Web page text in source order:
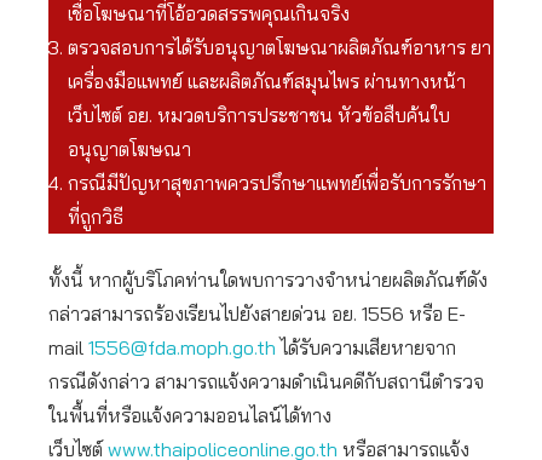
เชื่อโฆษณาที่โอ้อวดสรรพคุณเกินจริง
ตรวจสอบการได้รับอนุญาตโฆษณาผลิตภัณฑ์อาหาร ยา
เครื่องมือแพทย์ และผลิตภัณฑ์สมุนไพร ผ่านทางหน้า
เว็บไซต์ อย. หมวดบริการประชาชน หัวข้อสืบค้นใบ
อนุญาตโฆษณา
กรณีมีปัญหาสุขภาพควรปรึกษาแพทย์เพื่อรับการรักษา
ที่ถูกวิธี
ทั้งนี้ หากผู้บริโภคท่านใดพบการวางจำหน่ายผลิตภัณฑ์ดัง
กล่าวสามารถร้องเรียนไปยังสายด่วน อย. 1556 หรือ E-
mail 1556@fda.moph.go.th ได้รับความเสียหายจาก
กรณีดังกล่าว สามารถแจ้งความดำเนินคดีกับสถานีตำรวจ
ในพื้นที่หรือแจ้งความออนไลน์ได้ทาง
เว็บไซต์ www.thaipoliceonline.go.th หรือสามารถแจ้ง